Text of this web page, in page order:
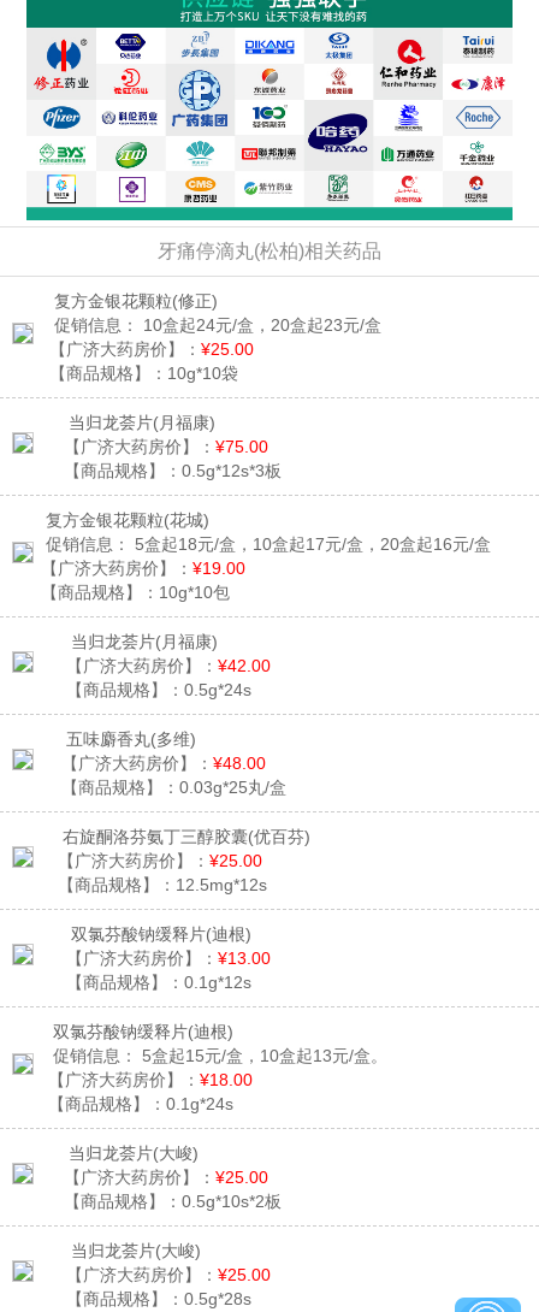
牙痛停滴丸(松柏)相关药品
复方金银花颗粒(修正)
促销信息：
10盒起24元/盒，20盒起23元/盒
【广济大药房价】： ¥25.00
【商品规格】： 10g*10袋
当归龙荟片(月福康)
【广济大药房价】： ¥75.00
【商品规格】： 0.5g*12s*3板
复方金银花颗粒(花城)
促销信息：
5盒起18元/盒，10盒起17元/盒，20盒起16元/盒
【广济大药房价】： ¥19.00
【商品规格】： 10g*10包
当归龙荟片(月福康)
【广济大药房价】： ¥42.00
【商品规格】： 0.5g*24s
五味麝香丸(多维)
【广济大药房价】： ¥48.00
【商品规格】： 0.03g*25丸/盒
右旋酮洛芬氨丁三醇胶囊(优百芬)
【广济大药房价】： ¥25.00
【商品规格】： 12.5mg*12s
双氯芬酸钠缓释片(迪根)
【广济大药房价】： ¥13.00
【商品规格】： 0.1g*12s
双氯芬酸钠缓释片(迪根)
促销信息：
5盒起15元/盒，10盒起13元/盒。
【广济大药房价】： ¥18.00
【商品规格】： 0.1g*24s
当归龙荟片(大峻)
【广济大药房价】： ¥25.00
【商品规格】： 0.5g*10s*2板
当归龙荟片(大峻)
【广济大药房价】： ¥25.00
【商品规格】： 0.5g*28s